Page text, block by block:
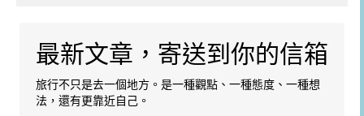
最新文章，寄送到你的信箱
旅行不只是去一個地方。是一種觀點、一種態度、一種想
法，還有更靠近自己。